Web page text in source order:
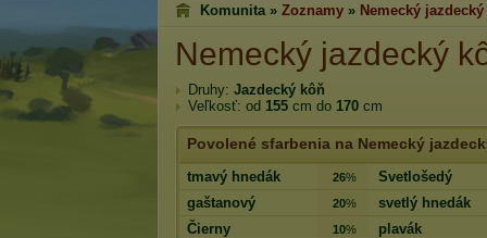
Komunita » Zoznamy » Nemecký
Nemecký jazdecký
Druhy: Jazdecký kôň
Veľkosť: od 155 cm do 170 cm
Povolené sfarbenia na Nemecký
tmavý hnedák 26%
Svetlošedý
gaštanový
20%
svetlý hnedák
Čierny
10%
plavák